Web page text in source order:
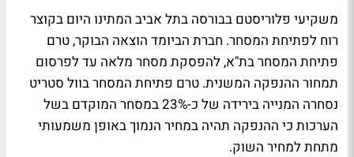
משקיעי פלוריסטם בבורסה בתל אביב המתינו היום בקוצר
רוח לפתיחת המסחר. חברת הביומד הוצאה הבוקר, טרם
פתיחת המסחר בת"א, להפסקת מסחר מלאה עד לפרסום
תמחור ההנפקה המשנית. טרם פתיחת המסחר בוול סטריט
נסחרה המנייה בירידה של כ-23% במסחר המוקדם בשל
הערכות כי ההנפקה תהיה במחיר הנמוך באופן משמעותי
מתחת למחיר השוק.